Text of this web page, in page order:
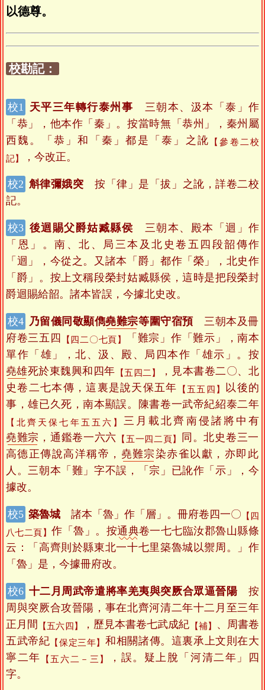
以德尊。
校勘記：
天平三年轉行泰州事 三朝本、汲本「泰」作
「恭」，他本作「秦」。按當時無「恭州」，秦州屬
西魏。「恭」和「秦」都是「泰」之訛
【參卷二校
記】
，今改正。
斛律彌娥突 按「律」是「拔」之訛，詳卷二校
記。
後迴賜父爵姑臧縣侯 三朝本、殿本「迴」作
「恩」。南、北、局三本及北史卷五四段韶傳作
「迴」，今從之。又諸本「爵」都作「榮」，北史作
「爵」。按上文稱段榮封姑臧縣侯，這時是把段榮封
爵迴賜給韶。諸本皆誤，今據北史改。
乃留儀同敬顯儁堯難宗等圍守宿預 三朝本及冊
府卷三五四
【四二〇七頁】
「難宗」作「難示」，南本
單作「雄」，北、汲、殿、局四本作「雄示」。按
堯雄死於東魏興和四年 【五四二】
，見本書卷二〇、北
史卷二七本傳，這裏是說天保五年
【五五四】 以後的
事，雄已久死，南本顯誤。陳書卷一武帝紀紹泰二年
【北齊天保七年五五六】三月載北齊南侵諸將中有
堯難宗 ，通鑑卷一六六 【五一四二頁】
同。北史卷三一
高德正傳說高洋稱帝， 堯難宗染赤雀以獻，亦即此
人。三朝本「難」字不誤，「宗」已訛作「示」，今
據改。
築魯城 諸本「魯」作「層」。冊府卷四一〇 【四
八七二頁】作「魯」。按通典卷一七七臨汝郡魯山縣條
云：「高齊則於縣東北一十七里築魯城以禦周。」作
「魯」是，今據冊府改。
十二月周武帝遣將率羌夷與突厥合眾逼晉陽 按
周與突厥合攻晉陽，事在北齊河清二年十二月至三年
正月間
【五六四】 ，歷見本書卷七武成紀 【補】
、周書卷
五武帝紀 【保定三年】和相關諸傳。這裏承上文則在大
寧二年
【五六二－三】
，誤。疑上脫「河清二年」四
字。